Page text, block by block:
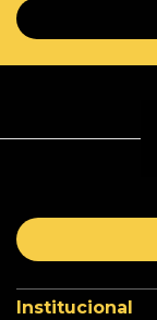
Institucional